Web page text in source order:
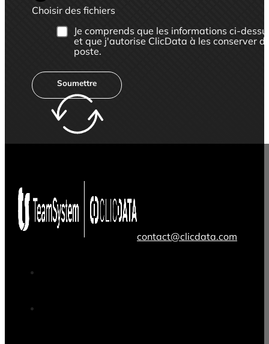
Choisir des fichiers
Je comprends que les informations ci-
et que j'autorise ClicData à les conserver
poste.
Soumettre
contact@clicdata.com